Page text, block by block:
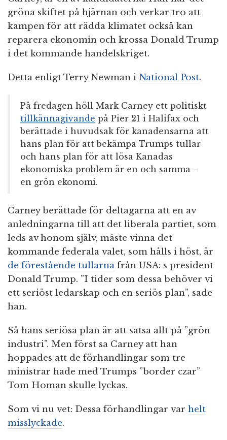
gröna skiftet på hjärnan och verkar tro att
kampen för att rädda klimatet också kan
reparera ekonomin och krossa Donald Trump
i det kommande handelskriget.
Detta enligt Terry Newman i National Post.
På fredagen höll Mark Carney ett politiskt
tillkännagivande på Pier 21 i Halifax och
berättade i huvudsak för kanadensarna att
hans plan för att bekämpa Trumps tullar
och hans plan för att lösa Kanadas
ekonomiska problem är en och samma –
en grön ekonomi.
Carney berättade för deltagarna att en av
anledningarna till att det liberala partiet, som
leds av honom själv, måste vinna det
kommande federala valet, som hålls i höst, är
de förestående tullarna från USA: s president
Donald Trump. ”I tider som dessa behöver vi
ett seriöst ledarskap och en seriös plan”, sade
han.
Så hans seriösa plan är att satsa allt på ”grön
industri”. Men först sa Carney att han
hoppades att de förhandlingar som tre
ministrar hade med Trumps ”border czar”
Tom Homan skulle lyckas.
Som vi nu vet: Dessa förhandlingar var helt
misslyckade.